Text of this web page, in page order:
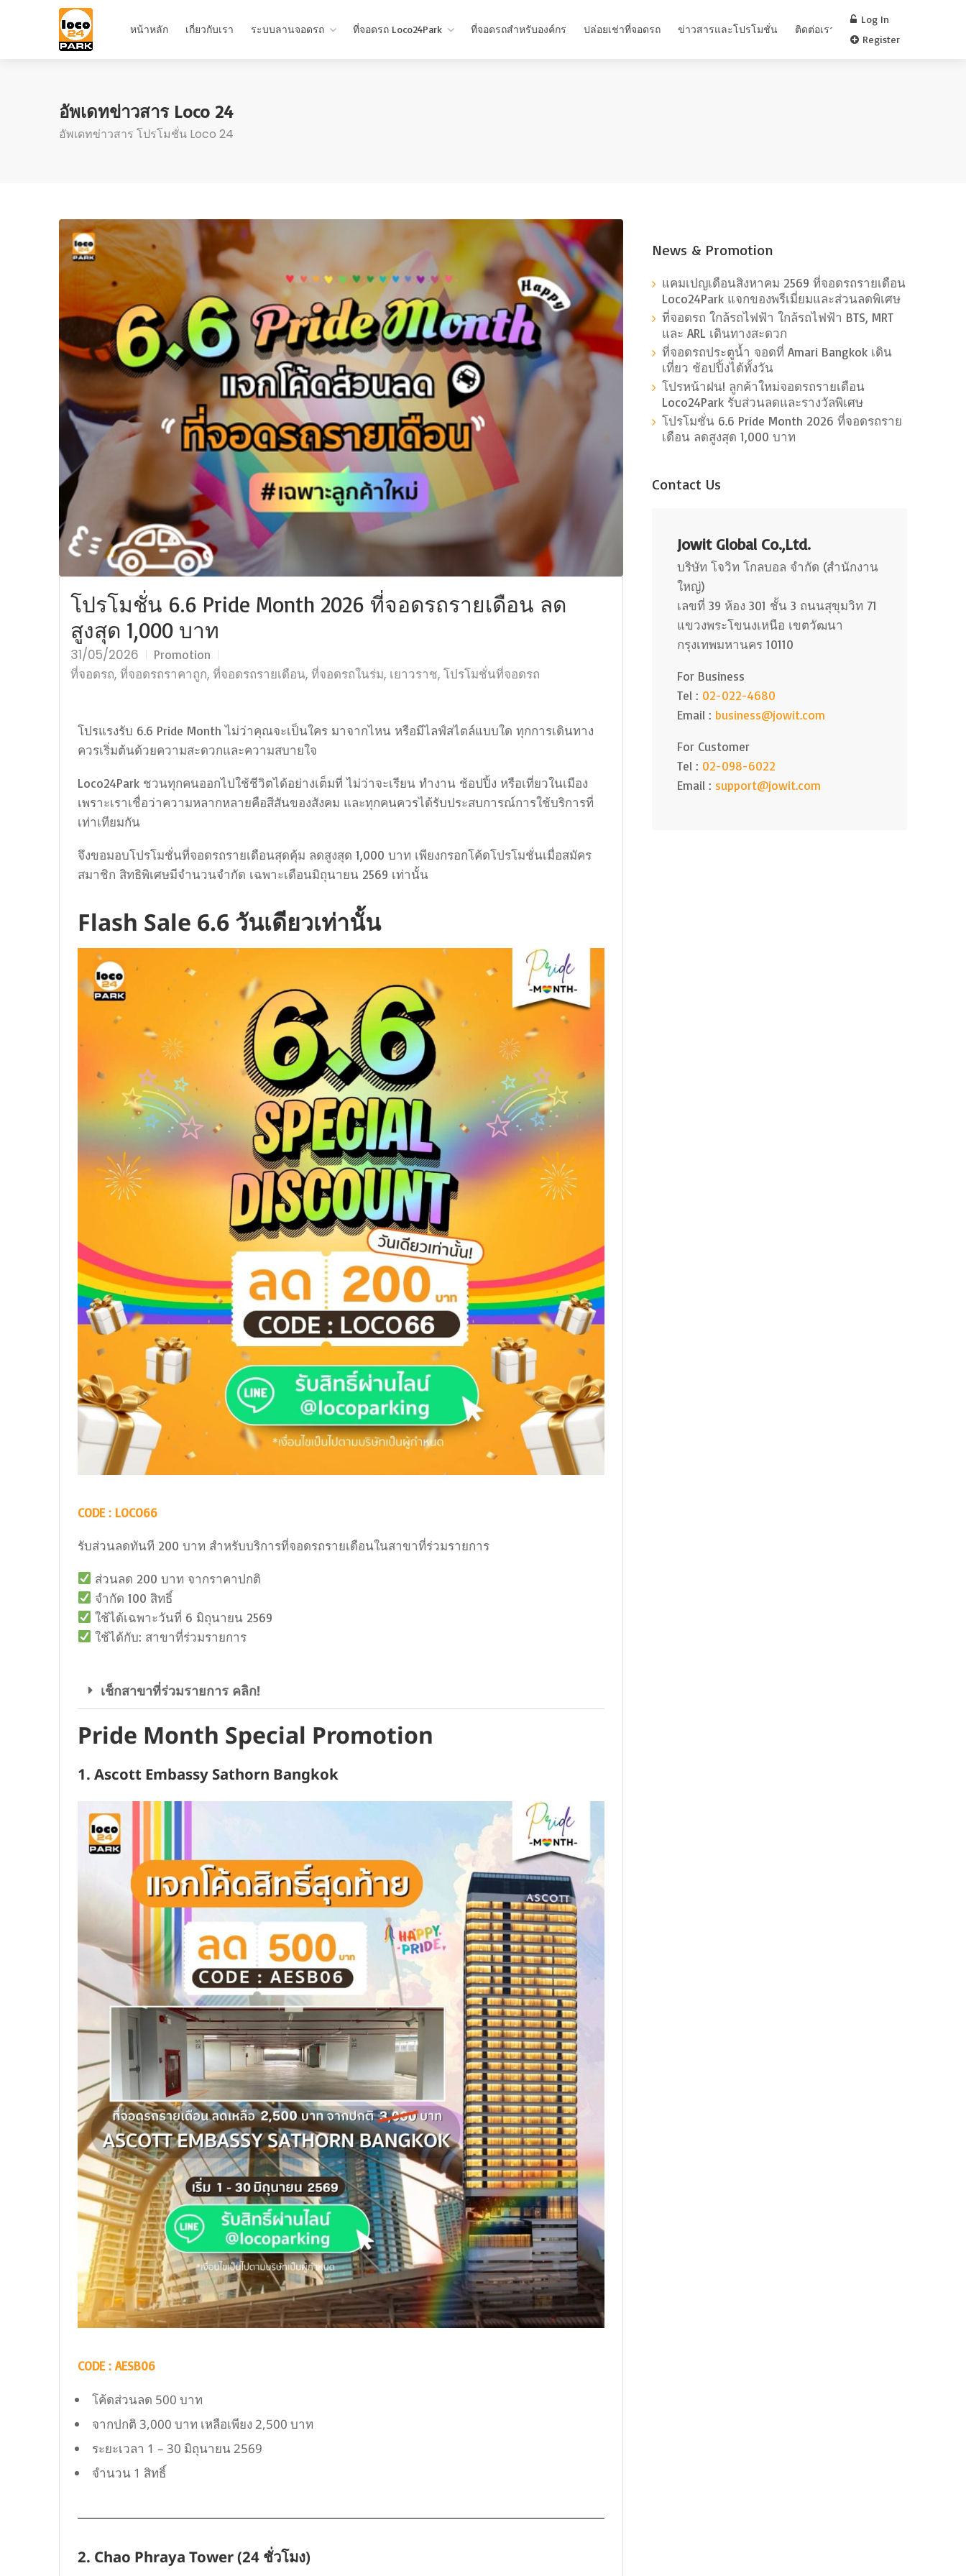
หน้าหลัก เกี่ยวกับเรา ระบบลานจอดรถ ที่จอดรถ Loco24Park ที่จอดรถสำหรับองค์กร ปล่อยเช่าที่จอดรถ ข่าวสารและโปรโมชั่น ติดต่อเรา
Log In
Register
อัพเดทข่าวสาร Loco 24
อัพเดทข่าวสาร โปรโมชั่น Loco 24
โปรโมชั่น 6.6 Pride Month 2026 ที่จอดรถรายเดือน ลด
สูงสุด 1,000 บาท
31/05/2026
Promotion
ที่จอดรถ, ที่จอดรถราคาถูก, ที่จอดรถรายเดือน, ที่จอดรถในร่ม, เยาวราช, โปรโมชั่นที่จอดรถ
โปรแรงรับ 6.6 Pride Month ไม่ว่าคุณจะเป็นใคร มาจากไหน หรือมีไลฟ์สไตล์แบบใด ทุกการเดินทาง
ควรเริ่มต้นด้วยความสะดวกและความสบายใจ
Loco24Park ชวนทุกคนออกไปใช้ชีวิตได้อย่างเต็มที่ ไม่ว่าจะเรียน ทำงาน ช้อปปิ้ง หรือเที่ยวในเมือง
เพราะเราเชื่อว่าความหลากหลายคือสีสันของสังคม และทุกคนควรได้รับประสบการณ์การใช้บริการที่
เท่าเทียมกัน
จึงขอมอบโปรโมชั่นที่จอดรถรายเดือนสุดคุ้ม ลดสูงสุด 1,000 บาท เพียงกรอกโค้ดโปรโมชั่นเมื่อสมัคร
สมาชิก สิทธิพิเศษมีจำนวนจำกัด เฉพาะเดือนมิถุนายน 2569 เท่านั้น
Flash Sale 6.6 วันเดียวเท่านั้น
CODE : LOCO66
รับส่วนลดทันที 200 บาท สำหรับบริการที่จอดรถรายเดือนในสาขาที่ร่วมรายการ
ส่วนลด 200 บาท จากราคาปกติ
จำกัด 100 สิทธิ์
ใช้ได้เฉพาะวันที่ 6 มิถุนายน 2569
ใช้ได้กับ: สาขาที่ร่วมรายการ
เช็กสาขาที่ร่วมรายการ คลิก!
Pride Month Special Promotion
1. Ascott Embassy Sathorn Bangkok
CODE : AESB06
โค้ดส่วนลด 500 บาท
จากปกติ 3,000 บาท เหลือเพียง 2,500 บาท
ระยะเวลา 1 – 30 มิถุนายน 2569
จำนวน 1 สิทธิ์
2. Chao Phraya Tower (24 ชั่วโมง)
News & Promotion
แคมเปญเดือนสิงหาคม 2569 ที่จอดรถรายเดือน
Loco24Park แจกของพรีเมี่ยมและส่วนลดพิเศษ
ที่จอดรถ ใกล้รถไฟฟ้า ใกล้รถไฟฟ้า BTS, MRT
และ ARL เดินทางสะดวก
ที่จอดรถประตูน้ำ จอดที่ Amari Bangkok เดิน
เที่ยว ช้อปปิ้งได้ทั้งวัน
โปรหน้าฝน! ลูกค้าใหม่จอดรถรายเดือน
Loco24Park รับส่วนลดและรางวัลพิเศษ
โปรโมชั่น 6.6 Pride Month 2026 ที่จอดรถราย
เดือน ลดสูงสุด 1,000 บาท
Contact Us
Jowit Global Co.,Ltd.
บริษัท โจวิท โกลบอล จำกัด (สำนักงาน
ใหญ่)
เลขที่ 39 ห้อง 301 ชั้น 3 ถนนสุขุมวิท 71
แขวงพระโขนงเหนือ เขตวัฒนา
กรุงเทพมหานคร 10110
For Business
Tel : 02-022-4680
Email : business@jowit.com
For Customer
Tel : 02-098-6022
Email : support@jowit.com